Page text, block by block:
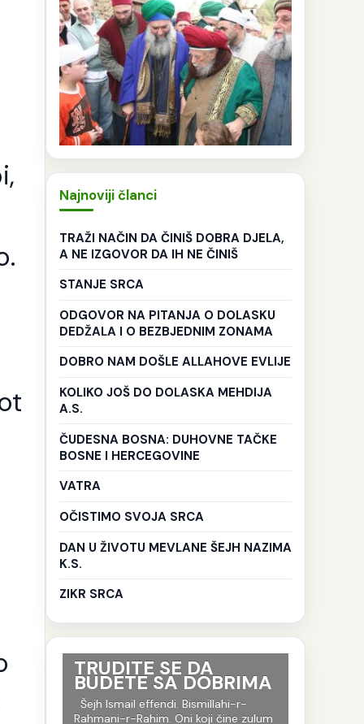
Najnoviji članci
TRAŽI NAČIN DA ČINIŠ DOBRA DJELA,
A NE IZGOVOR DA IH NE ČINIŠ
STANJE SRCA
ODGOVOR NA PITANJA O DOLASKU
DEDŽALA I O BEZBJEDNIM ZONAMA
DOBRO NAM DOŠLE ALLAHOVE EVLIJE
KOLIKO JOŠ DO DOLASKA MEHDIJA
A.S.
ČUDESNA BOSNA: DUHOVNE TAČKE
BOSNE I HERCEGOVINE
VATRA
OČISTIMO SVOJA SRCA
DAN U ŽIVOTU MEVLANE ŠEJH NAZIMA
K.S.
ZIKR SRCA
su
jela
TRUDITE SE DA
BUDETE SA DOBRIMA
Šejh Ismail effendi. Bismillahi-r-
Rahmani-r-Rahim. Oni koji čine zulum